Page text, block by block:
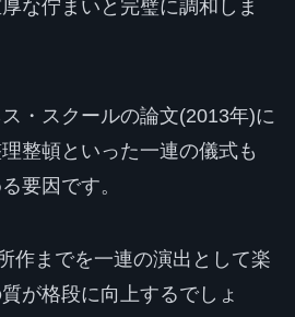
な佇まいと完璧に調和しま
・スクールの論文(2013年)に
整頓といった一連の儀式も
要因です。
作までを一連の演出として楽
が格段に向上するでしょ